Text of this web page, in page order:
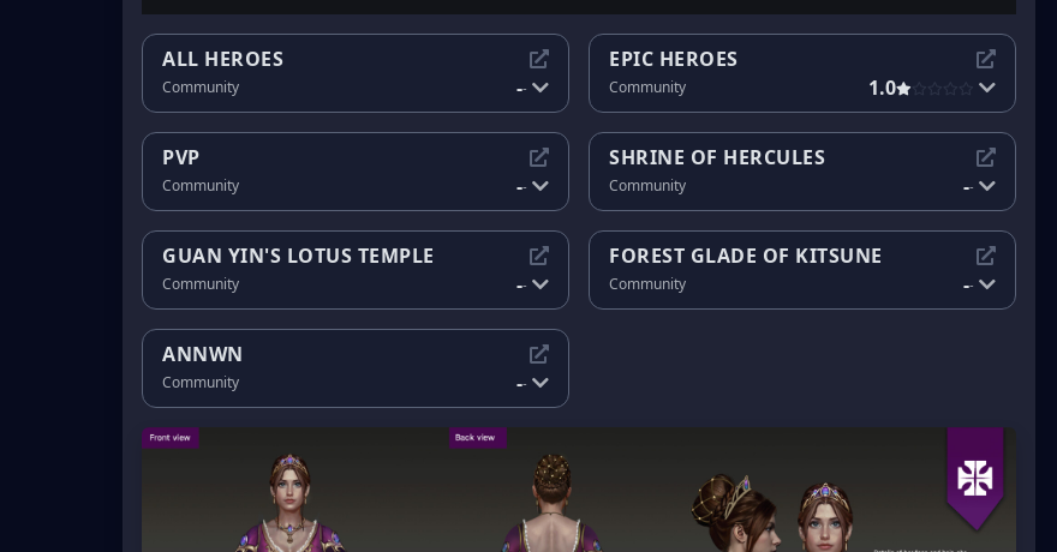
ALL HEROES
Community --
EPIC HEROES
Community 1.0
PVP
Community --
SHRINE OF HERCULES
Community --
GUAN YIN'S LOTUS TEMPLE
Community --
FOREST GLADE OF KITSUNE
Community --
ANNWN
Community --